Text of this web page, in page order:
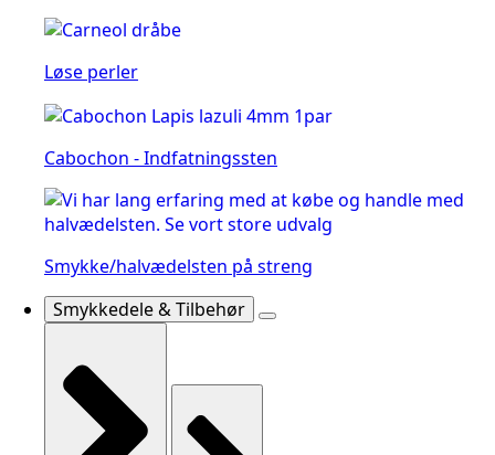
Løse perler
Cabochon - Indfatningssten
Smykke/halvædelsten på streng
Smykkedele & Tilbehør